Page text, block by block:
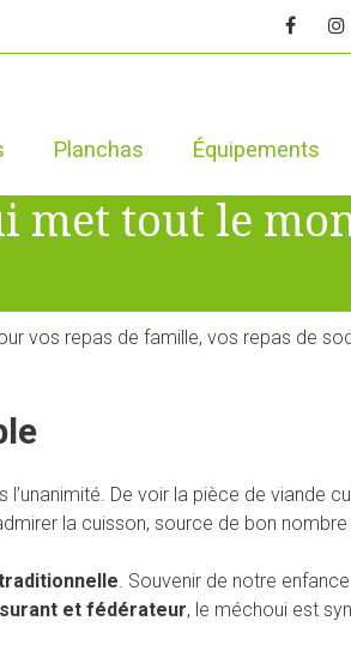
Planchas Équipements
met tout le
vos repas de famille, vos repas de
De voir la pièce de viande
la cuisson, source de bon
. Souvenir de notre
et fédérateur, le méchoui est